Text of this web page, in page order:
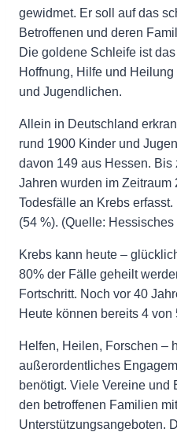
gewidmet. Er soll auf das
Betroffenen und deren
Die goldene Schleife ist
Hoffnung, Hilfe und
und Jugendlichen.
Allein in Deutschland
rund 1900 Kinder und
davon 149 aus Hessen. Bis
Jahren wurden im
Todesfälle an Krebs
(54 %). (Quelle:
Krebs kann heute –
80% der Fälle geheilt
Fortschritt. Noch vor 40
Heute können bereits 4 von
Helfen, Heilen, Forschen –
außerordentliches
benötigt. Viele Vereine und
den betroffenen Familien
Unterstützungsangeboten.